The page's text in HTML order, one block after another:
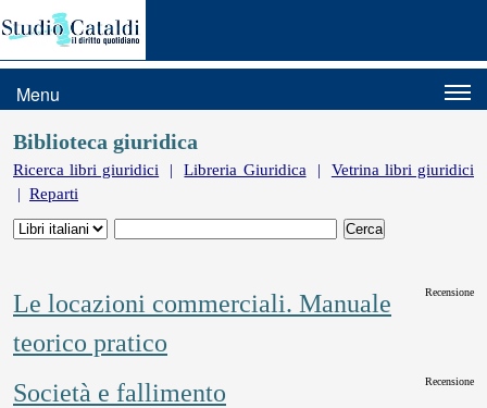
Menu
Biblioteca giuridica
Ricerca libri giuridici |Libreria Giuridica | Vetrina libri giuridici
| Reparti
Le locazioni commerciali. Manuale
teorico pratico
Recensione
Società e fallimento Recensione